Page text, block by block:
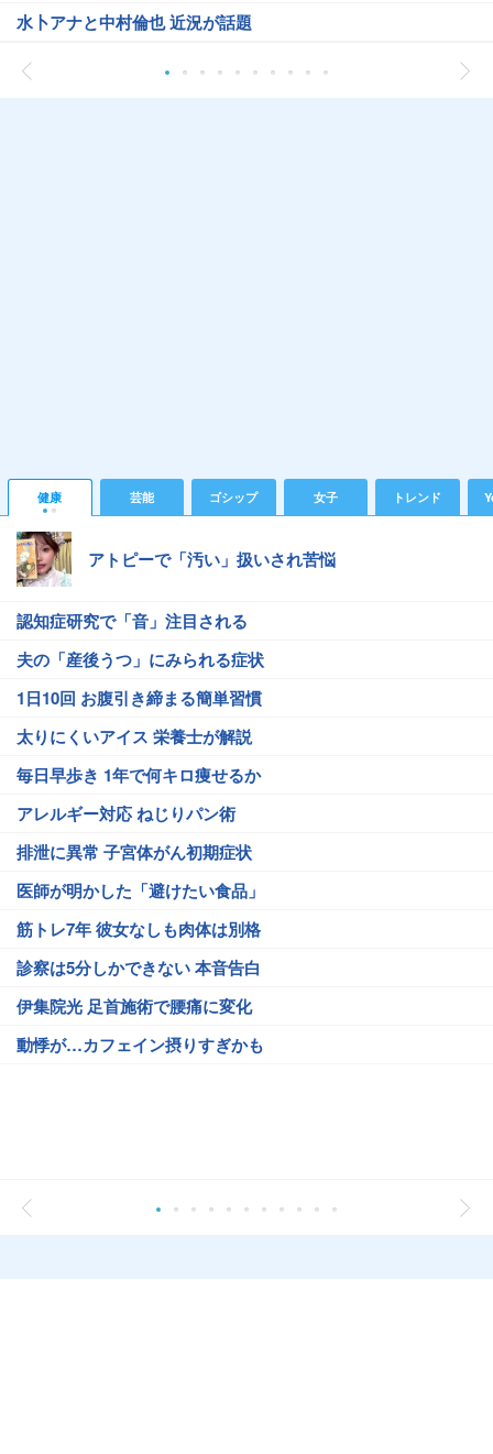
水卜アナと中村倫也 近況が話題
健康 芸能 ゴシップ 女子 トレンド
アトピーで「汚い」扱いされ苦悩
認知症研究で「音」注目される
夫の「産後うつ」にみられる症状
1日10回 お腹引き締まる簡単習慣
太りにくいアイス 栄養士が解説
毎日早歩き 1年で何キロ痩せるか
アレルギー対応 ねじりパン術
排泄に異常 子宮体がん初期症状
医師が明かした「避けたい食品」
筋トレ7年 彼女なしも肉体は別格
診察は5分しかできない 本音告白
伊集院光 足首施術で腰痛に変化
動悸が…カフェイン摂りすぎかも